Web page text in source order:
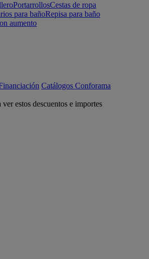
PortarrollosCestas de ropa
para bañoRepisa para baño
aumento
Catálogos Conforama
estos descuentos e importes